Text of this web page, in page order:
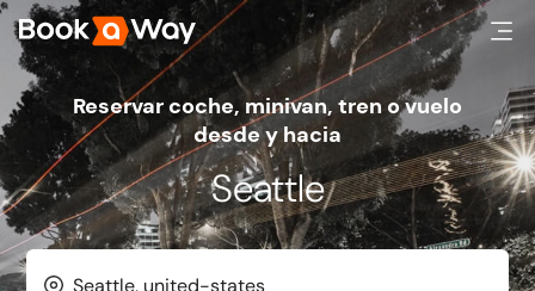
Reservar coche, minivan, tren o vuelo
desde y hacia
Seattle